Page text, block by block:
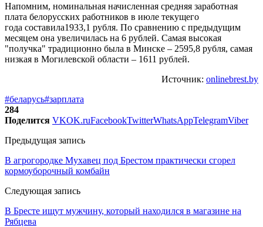
Напомним, номинальная начисленная средняя заработная
плата белорусских работников в июле текущего
года составила1933,1 рубля. По сравнению с предыдущим
месяцем она увеличилась на 6 рублей. Самая высокая
"получка" традиционно была в Минске – 2595,8 рубля, самая
низкая в Могилевской области – 1611 рублей.
Источник: onlinebrest.by
#беларусь#зарплата
284
Поделится VKOK.ruFacebookTwitterWhatsAppTelegramViber
Предыдущая запись
В агрогородке Мухавец под Брестом практически сгорел
кормоуборочный комбайн
Следующая запись
В Бресте ищут мужчину, который находился в магазине на
Рябцева